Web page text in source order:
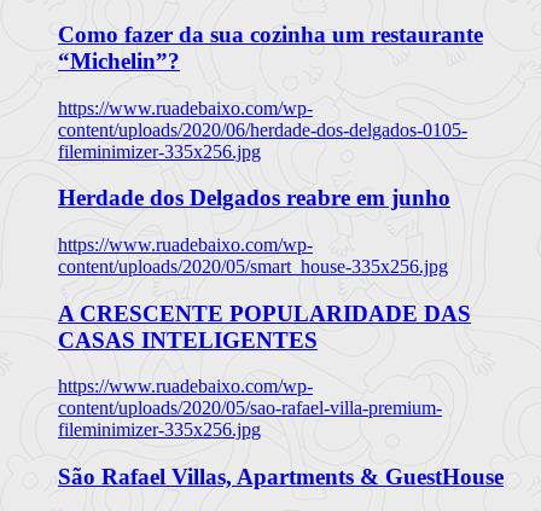
Como fazer da sua cozinha um restaurante
“Michelin”?
https://www.ruadebaixo.com/wp-
content/uploads/2020/06/herdade-dos-delgados-0105-
fileminimizer-335x256.jpg
Herdade dos Delgados reabre em junho
https://www.ruadebaixo.com/wp-
content/uploads/2020/05/smart_house-335x256.jpg
A CRESCENTE POPULARIDADE DAS
CASAS INTELIGENTES
https://www.ruadebaixo.com/wp-
content/uploads/2020/05/sao-rafael-villa-premium-
fileminimizer-335x256.jpg
São Rafael Villas, Apartments & GuestHouse